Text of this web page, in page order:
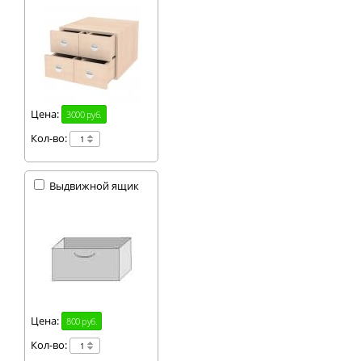
Цена: 3000 руб.
Кол-во:
Выдвижной ящик
Цена: 800 руб.
Кол-во: